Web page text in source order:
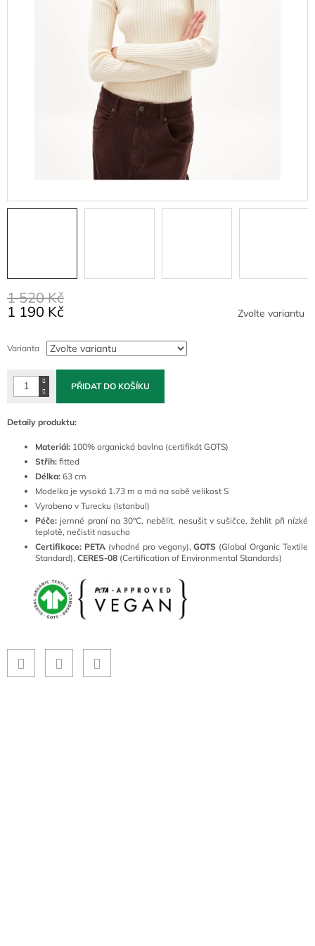
1 520 Kč
1 190 Kč
cena:
Zvolte variantu
Varianta
PŘIDAT DO KOŠÍKU
Detaily produktu:
Materiál: 100% organická bavlna (certifikát GOTS)
Střih: fitted
Délka: 63 cm
Modelka je vysoká 1.73 m a má na sobě velikost S
Vyrobeno v Turecku (Istanbul)
Péče: jemné praní na 30°C, nebělit, nesušit v sušičce, žehlit při nízké
teplotě, nečistit nasucho
Certifikace: PETA(vhodné pro vegany),GOTS (Global Organic Textile
Standard), CERES-08 (Certification of Environmental Standards)